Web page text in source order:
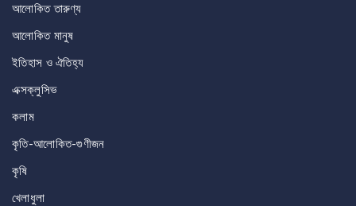
আলোকিত তারুণ্য
আলোকিত মানুষ
ইতিহাস ও ঐতিহ্য
এক্সক্লুসিভ
কলাম
কৃতি-আলোকিত-গুণীজন
কৃষি
খেলাধুলা